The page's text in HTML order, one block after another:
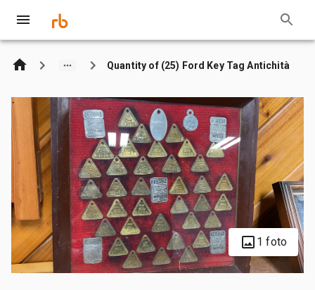
Quantity of (25) Ford Key Tag Antichità
1 foto